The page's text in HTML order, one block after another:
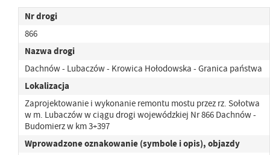
Nr drogi
866
Nazwa drogi
Dachnów - Lubaczów - Krowica Hołodowska - Granica państwa
Lokalizacja
Zaprojektowanie i wykonanie remontu mostu przez rz. Sołotwa
w m. Lubaczów w ciągu drogi wojewódzkiej Nr 866 Dachnów -
Budomierz w km 3+397
Wprowadzone oznakowanie (symbole i opis), objazdy